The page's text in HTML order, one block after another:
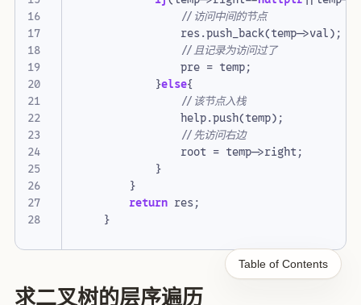
16
17
18
19
20
21
22
24
25
26
27
28
//访问中间的节点
res.push_back(temp->val);
//且记录为访问过了
pre = temp;
}else{
//该节点入栈
help.push(temp);
//先访问右边
root = temp->right;
}
}
return res;
}
求二叉树的层序遍历
Table of Contents